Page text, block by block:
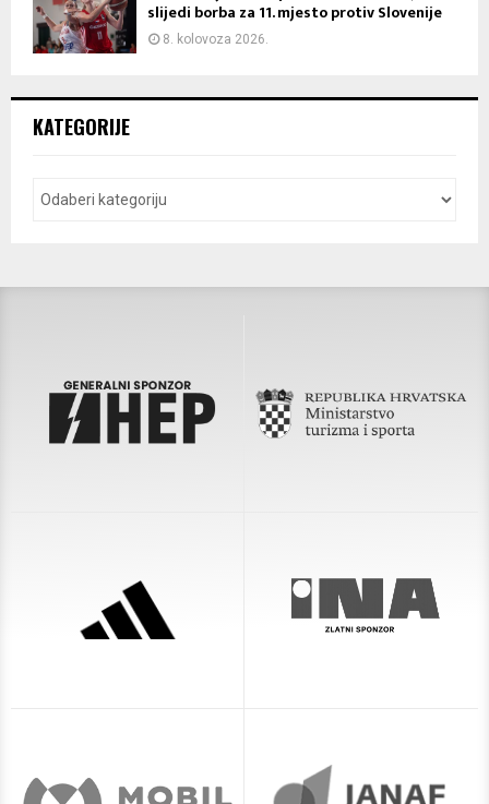
slijedi borba za 11. mjesto protiv Slovenije
8. kolovoza 2026.
KATEGORIJE